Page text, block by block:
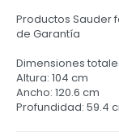
Productos Sauder
de Garantía
Dimensiones
Altura: 104 cm
Ancho: 120.6 cm
Profundidad: 59.4